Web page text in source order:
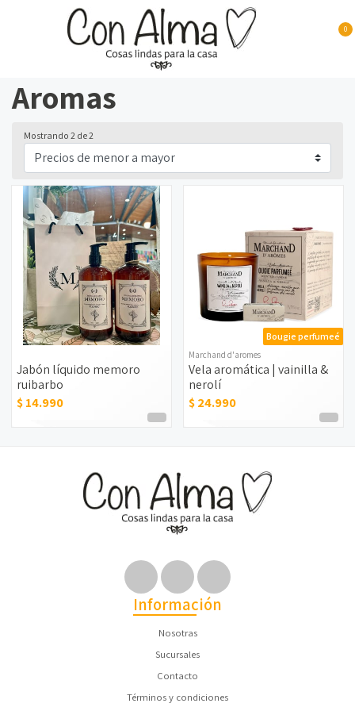
0
Aromas
Mostrando 2 de 2
Jabón líquido memoro
ruibarbo
$ 14.990
Bougie perfumeé
Marchand d'aromes
Vela aromática | vainilla &
nerolí
$ 24.990
Información
Nosotras
Sucursales
Contacto
Términos y condiciones